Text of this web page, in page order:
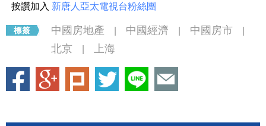
按讚加入 新唐人亞太電視台粉絲團
中國房地產 中國經濟 中國房市
北京 上海